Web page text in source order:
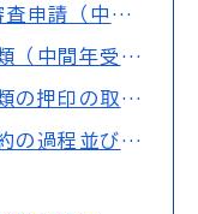
令和8年度競争入札参加資格審査申請（中間年申請）の受付について
競争入札参加資格審査申請書類（中間年受付）
入札及び契約等に係る提出書類の押印の取扱いについて
標津町公共工事の入札及び契約の過程並びに契約の内容に関する事項の公表について